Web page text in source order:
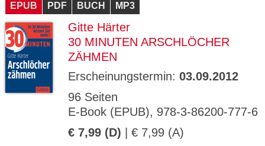
EPUB PDF BUCH MP3
Gitte Härter
30 MINUTEN ARSCHLÖCHER
ZÄHMEN
Erscheinungstermin: 03.09.2012
96 Seiten
E-Book (EPUB), 978-3-86200-777-6
€ 7,99 (D) | € 7,99 (A)